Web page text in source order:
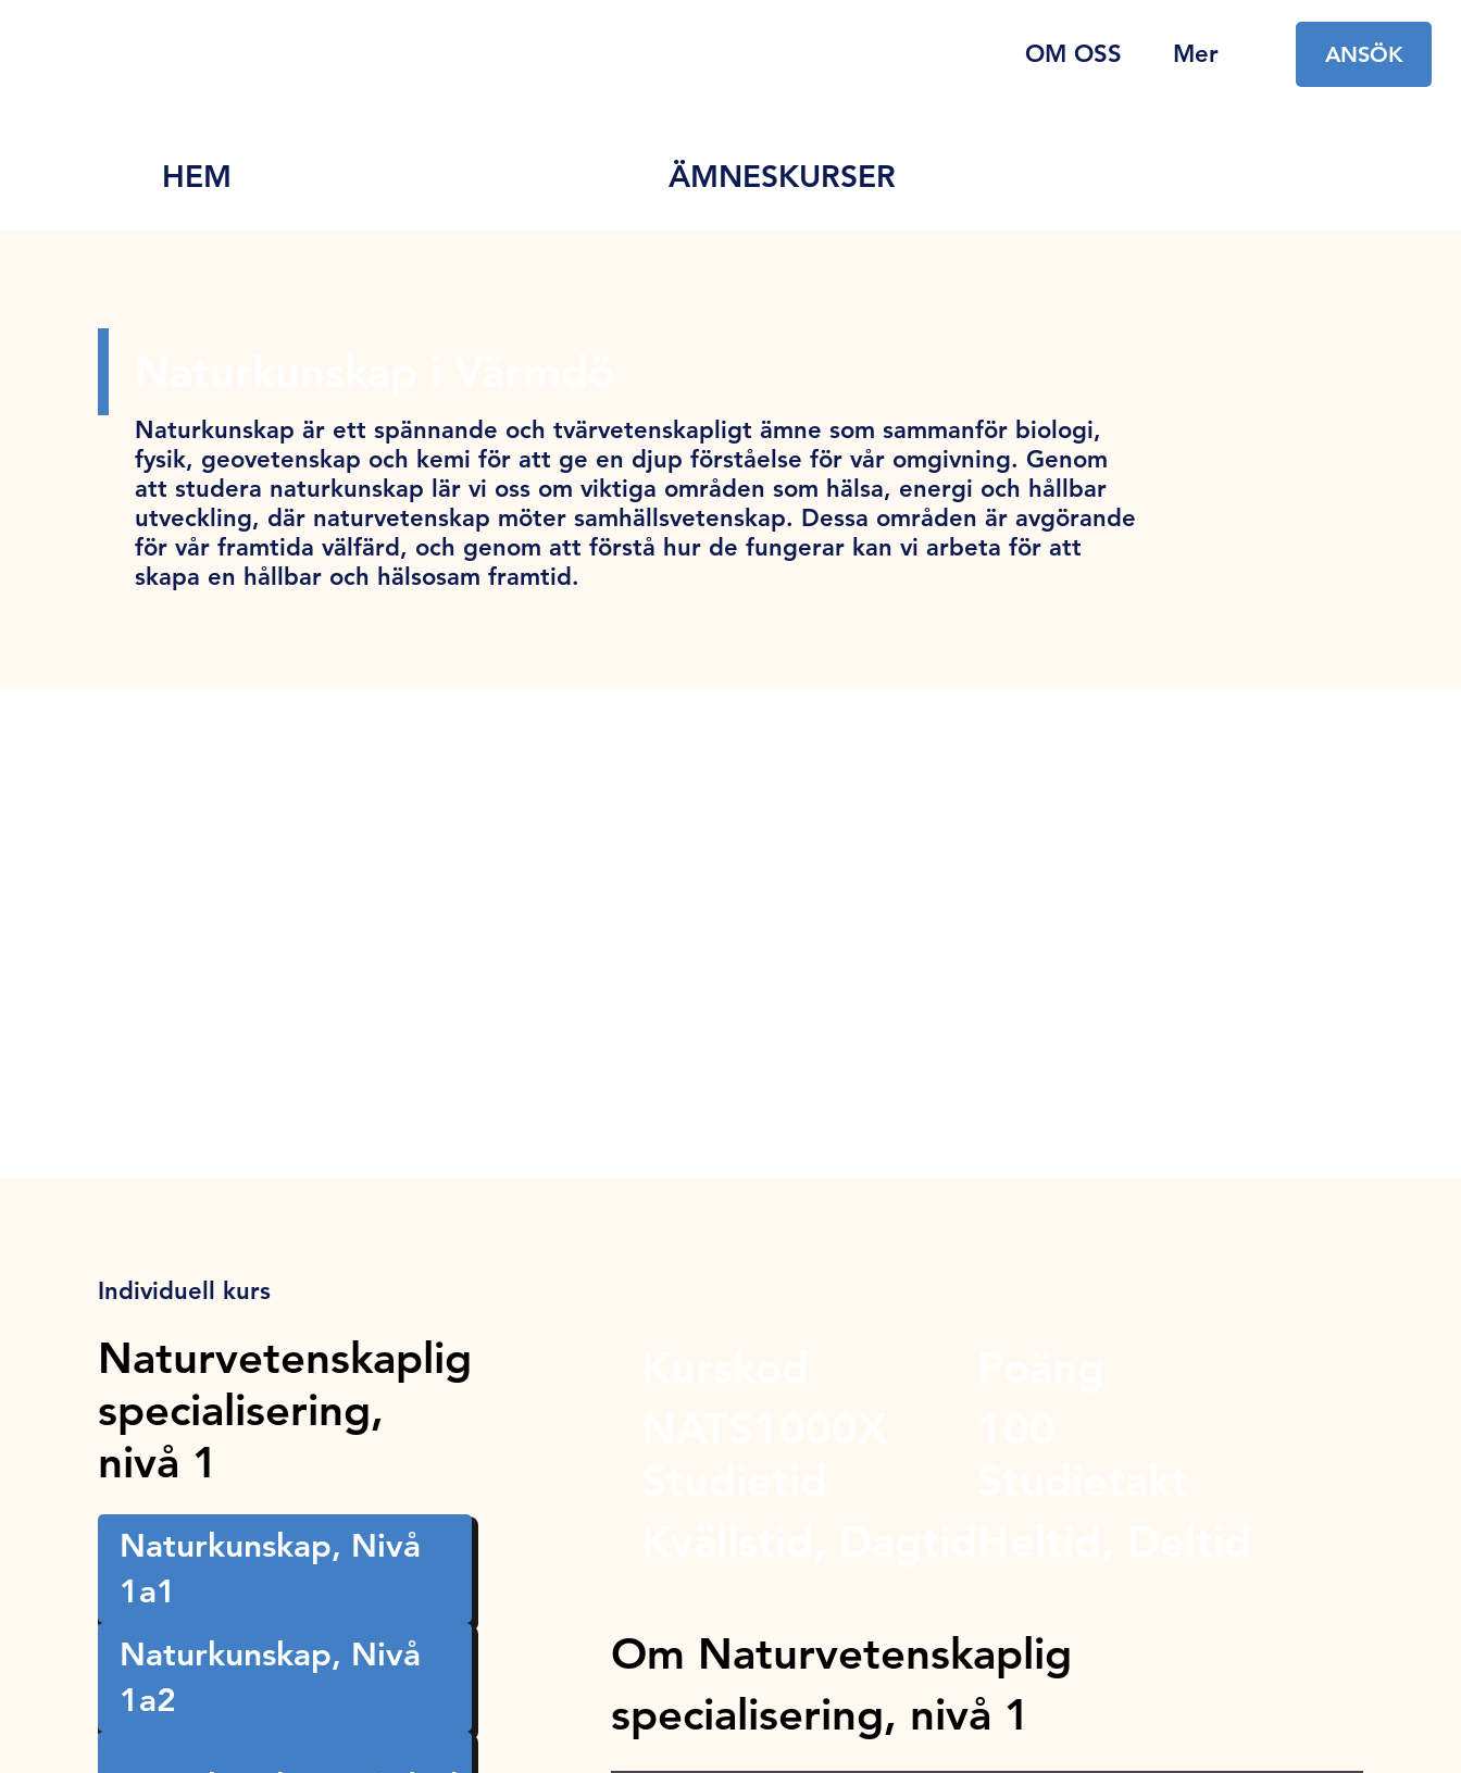
OM OSS Mer ANSÖK
HEM ÄMNESKURSER
Naturkunskap är ett spännande och tvärvetenskapligt ämne som sammanför biologi,
fysik, geovetenskap och kemi för att ge en djup förståelse för vår omgivning. Genom
att studera naturkunskap lär vi oss om viktiga områden som hälsa, energi och hållbar
utveckling, där naturvetenskap möter samhällsvetenskap. Dessa områden är avgörande
för vår framtida välfärd, och genom att förstå hur de fungerar kan vi arbeta för att
skapa en hållbar och hälsosam framtid.
Individuell kurs
Naturvetenskaplig
specialisering,
nivå 1
Naturkunskap, Nivå
1a1
Naturkunskap, Nivå
1a2
Om Naturvetenskaplig
specialisering, nivå 1